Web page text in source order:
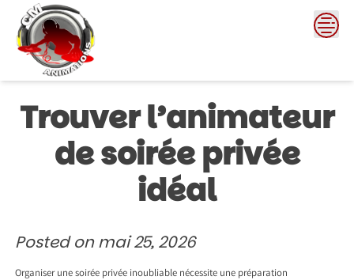
content
Trouver l’animateur
de soirée privée
idéal
Posted onmai 25, 2026
Organiser une soirée privée inoubliable nécessite une préparation